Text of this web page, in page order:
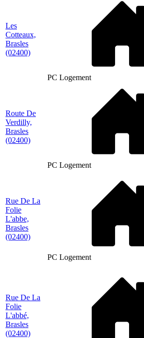
Les
Cotteaux,
Brasles
(02400)
PC Logement
Route De
Verdilly,
Brasles
(02400)
PC Logement
Rue De La
Folie
L'abbe,
Brasles
(02400)
PC Logement
Rue De La
Folie
L'abbé,
Brasles
(02400)